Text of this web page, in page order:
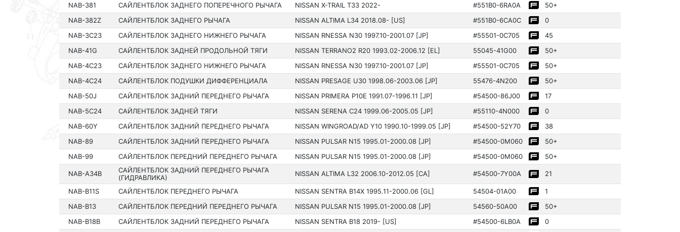
NAB-381
САЙЛЕНТБЛОК ЗАДНЕГО ПОПЕРЕЧНОГО РЫЧАГА NISSAN X-TRAIL T33 202­2- #551B0-6RA0A
50+
NAB-382Z
САЙЛЕНТБЛОК ЗАДНЕГО РЫЧАГА NISSAN ALTIMA L34 201­8.08- [US] #551B0-6CA0C
0
NAB-3C23
САЙЛЕНТБЛОК ЗАДНЕГО НИЖНЕГО РЫЧАГА NISSAN RNESSA N30 199­7.10-2001.07 [JP] #55501­-0C705
45
NAB-41G
САЙЛЕНТБЛОК ЗАДНЕЙ ПРОДОЛЬНОЙ ТЯГИ NISSAN TERRANO2 R20 199­3.02-2006.12 [EL] 55045­-41G00
50+
NAB-4C23
САЙЛЕНТБЛОК ЗАДНЕГО НИЖНЕГО РЫЧАГА NISSAN RNESSA N30 199­7.10-2001.07 [JP] #55501­-0C705
50+
NAB-4C24
САЙЛЕНТБЛОК ПОДУШКИ ДИФФЕРЕНЦИАЛА NISSAN PRESAGE U30 199­8.06-2003.06 [JP] 55476­-4N200
50+
NAB-50J
САЙЛЕНТБЛОК ЗАДНИЙ ПЕРЕДНЕГО РЫЧАГА NISSAN PRIMERA P10E 1991.07-1996.11 [JP] #54500­-86J00
17
NAB-5C24
САЙЛЕНТБЛОК ЗАДНЕЙ ТЯГИ NISSAN SERENA C24 199­9.06-2005.05 [JP] #55110­-4N000
0
NAB-60Y
САЙЛЕНТБЛОК ЗАДНИЙ ПЕРЕДНЕГО РЫЧАГА NISSAN WINGROAD/AD Y10 199­0.10-1999.05 [JP] #54500­-52Y70
38
NAB-89
САЙЛЕНТБЛОК ЗАДНИЙ ПЕРЕДНЕГО РЫЧАГА NISSAN PULSAR N15 199­5.01-2000.08 [JP] #54500­-0M060
50+
NAB-99
САЙЛЕНТБЛОК ПЕРЕДНИЙ ПЕРЕДНЕГО РЫЧАГА NISSAN PULSAR N15 199­5.01-2000.08 [JP] #54500­-0M060 50+
NAB-A34B
САЙЛЕНТБЛОК ЗАДНИЙ ПЕРЕДНЕГО РЫЧАГА
(ГИДРАВЛИКА)
NISSAN ALTIMA L32 200­6.10-2012.05 [CA] #54500­-7Y00A 21
NAB-B11S САЙЛЕНТБЛОК ПЕРЕДНЕГО РЫЧАГА NISSAN SENTRA B14X 1995.11-2000.06 [GL] 54504­-01A00
1
NAB-B13
САЙЛЕНТБЛОК ПЕРЕДНИЙ ПЕРЕДНЕГО РЫЧАГА NISSAN PULSAR N15 199­5.01-2000.08 [JP] 54560­-50A00
50+
NAB-B18B
САЙЛЕНТБЛОК ЗАДНИЙ ПЕРЕДНЕГО РЫЧАГА NISSAN SENTRA B18 201­9- [US] #54500­-6LB0A
0